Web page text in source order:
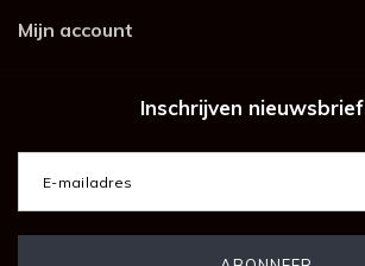
Mijn account
Inschrijven nieuwsbrief